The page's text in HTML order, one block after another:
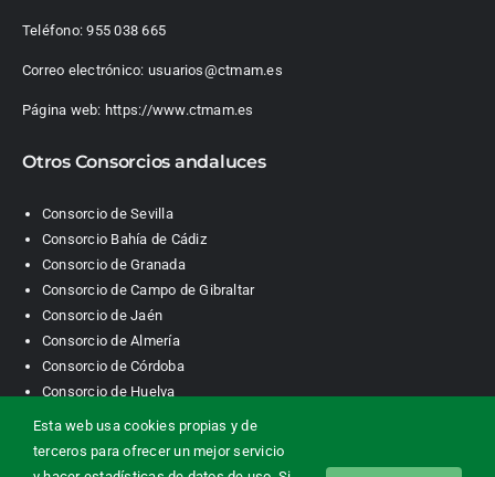
Teléfono:955 038 665
Correo electrónico: usuarios@ctmam.es
Página web: https://www.ctmam.es
Otros Consorcios andaluces
Consorcio de Sevilla
Consorcio Bahía de Cádiz
Consorcio de Granada
Consorcio de Campo de Gibraltar
Consorcio de Jaén
Consorcio de Almería
Consorcio de Córdoba
Consorcio de Huelva
Consorcio de Transporte Metropolitano. Área de Málaga |
Esta web usa cookies propias y de
terceros para ofrecer un mejor servicio